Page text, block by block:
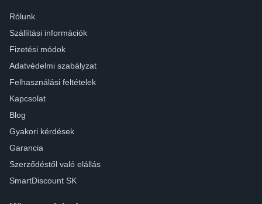
Rólunk
Szállítási információk
Fizetési módok
Adatvédelmi szabályzat
Felhasználási feltételek
Kapcsolat
Blog
Gyakori kérdések
Garancia
Szerződéstől való elállás
SmartDiscount SK